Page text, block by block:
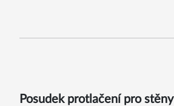
Posudek protlačení pro stěny